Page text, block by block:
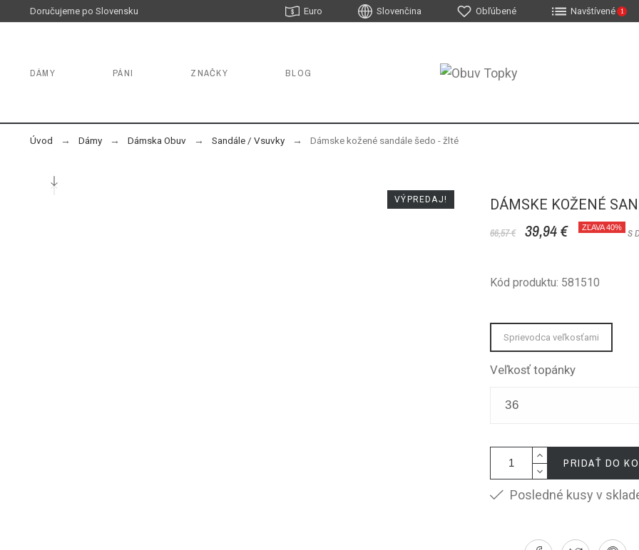
Doručujeme po Slovensku Navštívené 1
Obľúbené
Slovenčina
Euro
DÁMY PÁNI ZNAČKY BLOG
Úvod Dámy Dámska Obuv Sandále / Vsuvky Dámske kožené sandále šedo - žlté
VÝPREDAJ! DÁMSKE KOŽENÉ
66,57 € 39,94 € ZĽAVA 40%
S
Kód produktu: 581510
Sprievodca veľkosťami
Veľkosť topánky
PRIDAŤ DO
Posledné kusy v